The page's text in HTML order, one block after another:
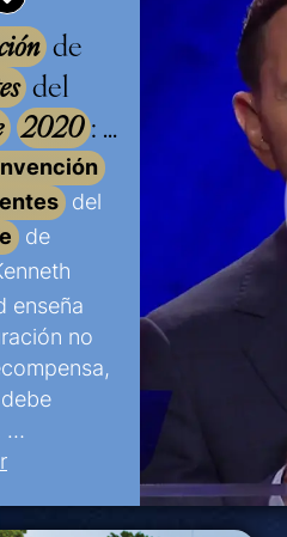
de
del
2020 :
profético
pm)
del
de
enseña
no
…